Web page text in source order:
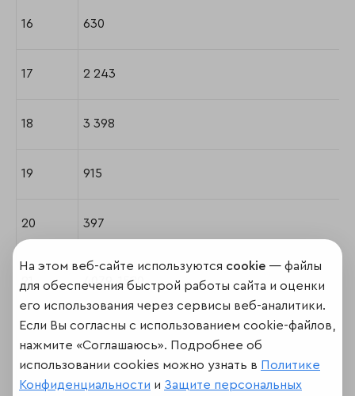
16 630
17 2 243
18 3 398
19 915
20 397
21 4079, 1580
22 3 127
На этом веб-сайте используются cookie — файлы
для обеспечения быстрой работы сайта и оценки
его использования через сервисы веб-аналитики.
Если Вы согласны с использованием cookie-файлов,
нажмите «Соглашаюсь». Подробнее об
использовании cookies можно узнать в Политике
Конфиденциальности и Защите персональных